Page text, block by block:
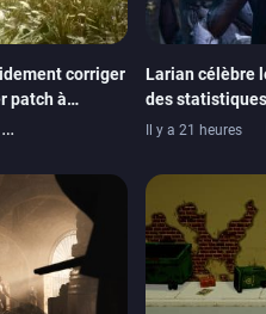
corriger
patch à
Larian célèbre
des
Il y a 21 heures